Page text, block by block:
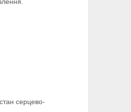
серцево-